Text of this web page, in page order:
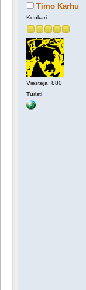
Timo Karhu
Konkari
Viestejä: 880
Turisti.